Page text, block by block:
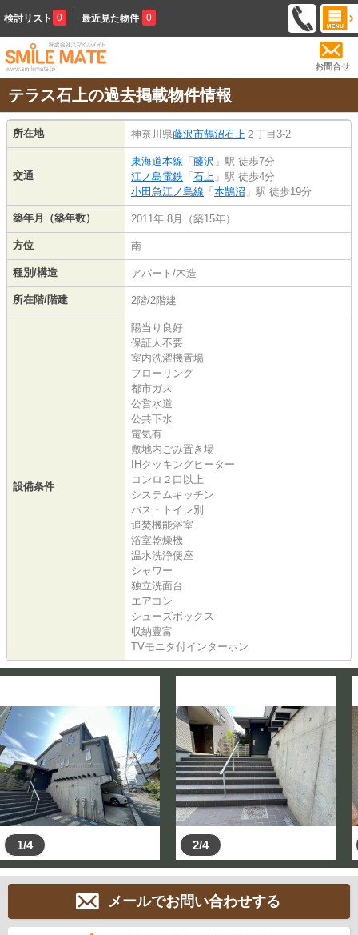
検討リスト 0 最近見た物件 0
お問合せ
テラス石上の過去掲載物件情報
所在地 神奈川県藤沢市鵠沼石上 ２丁目3-2
交通
東海道本線 「 藤沢 」駅 徒歩7分
江ノ島電鉄 「 石上 」駅 徒歩4分
小田急江ノ島線 「 本鵠沼 」駅 徒歩19分
築年月（築年数） 2011年 8月（築15年）
方位 南
種別/構造 アパート/木造
所在階/階建 2階/2階建
設備条件
陽当り良好
保証人不要
室内洗濯機置場
フローリング
都市ガス
公営水道
公共下水
電気有
敷地内ごみ置き場
IHクッキングヒーター
コンロ２口以上
システムキッチン
バス・トイレ別
追焚機能浴室
浴室乾燥機
温水洗浄便座
シャワー
独立洗面台
エアコン
シューズボックス
収納豊富
TVモニタ付インターホン
1/4 2/4
メールでお問い合わせする